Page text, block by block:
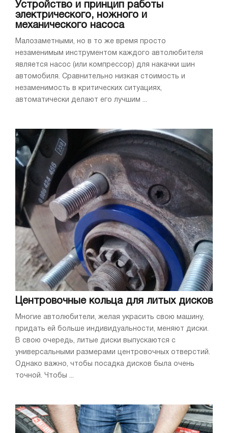
Устройство и принцип работы
электрического, ножного и
механического насоса
Малозаметными, но в то же время просто
незаменимым инструментом каждого автолюбителя
является насос (или компрессор) для накачки шин
автомобиля. Сравнительно низкая стоимость и
незаменимость в критических ситуациях,
автоматически делают его лучшим ...
Центровочные кольца для литых дисков
Многие автолюбители, желая украсить свою машину,
придать ей больше индивидуальности, меняют диски.
В свою очередь, литые диски выпускаются с
универсальными размерами центровочных отверстий.
Однако важно, чтобы посадка дисков была очень
точной. Чтобы ...